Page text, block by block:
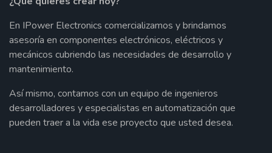
En IPower Electronics comercializamos y brindamos
asesoría en componentes electrónicos, eléctricos y
mecánicos cubriendo las necesidades de desarrollo y
mantenimiento.
Así mismo, contamos con un equipo de ingenieros
desarrolladores y especialistas en automatización que
pueden traer a la vida ese proyecto que usted desea.